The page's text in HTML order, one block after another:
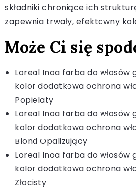
składniki chroniące ich
zapewnia trwały, efektowny
Może Ci się
Loreal Inoa farba do włosów
kolor dodatkowa ochrona
Popielaty
Loreal Inoa farba do włosów
kolor dodatkowa ochrona
Blond Opalizujący
Loreal Inoa farba do włosów
kolor dodatkowa ochrona
Złocisty